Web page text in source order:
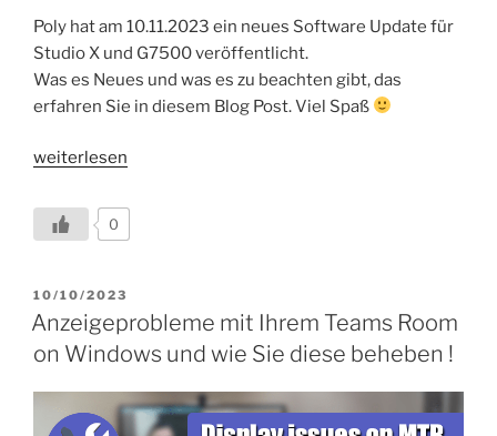
Poly hat am 10.11.2023 ein neues Software Update für
Studio X und G7500 veröffentlicht.
Was es Neues und was es zu beachten gibt, das
erfahren Sie in diesem Blog Post. Viel Spaß
„Poly
Release
4.1.1
was
Sie
dazu
wissen
müssen“
weiterlesen
0
VERÖFFENTLICHT
AM
10/10/2023
Anzeigeprobleme mit Ihrem Teams Room
on Windows und wie Sie diese beheben !